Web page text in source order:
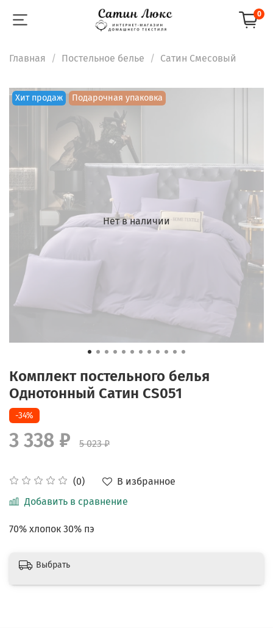
0
Главная Постельное белье Сатин Смесовый
Нет в наличии
Хит продаж Подарочная упаковка
Комплект постельного белья
Однотонный Сатин CS051
(0)
В избранное
Добавить в сравнение
-34%
3 338 ₽ 5 023 ₽
70% хлопок 30% пэ
Выбрать